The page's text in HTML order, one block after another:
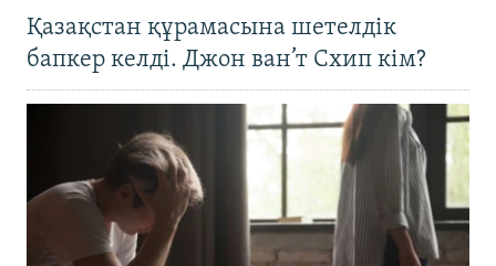
Қазақстан құрамасына шетелдік
бапкер келді. Джон ван’т Схип кім?